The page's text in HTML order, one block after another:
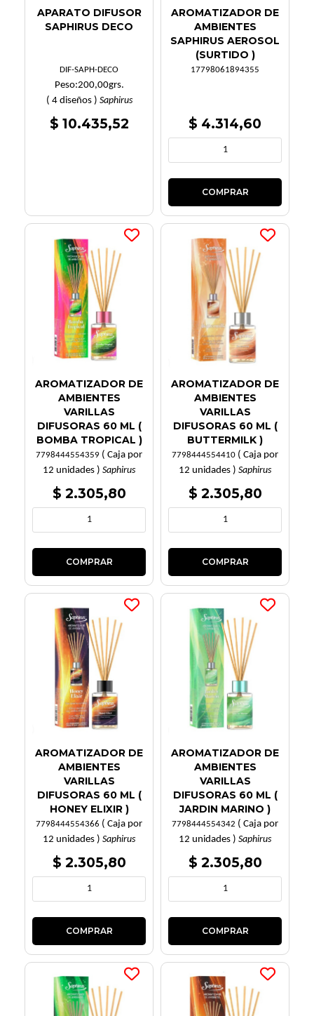
APARATO DIFUSOR
SAPHIRUS DECO
DIF-SAPH-DECO
Peso:200,00grs.
( 4 diseños ) Saphirus
$ 10.435,52
AROMATIZADOR DE
AMBIENTES
SAPHIRUS AEROSOL
(SURTIDO )
17798061894355
$ 4.314,60
AROMATIZADOR DE
AMBIENTES
VARILLAS
DIFUSORAS 60 ML (
BOMBA TROPICAL )
7798444554359 ( Caja por
12 unidades ) Saphirus
$ 2.305,80
AROMATIZADOR DE
AMBIENTES
VARILLAS
DIFUSORAS 60 ML (
BUTTERMILK )
7798444554410 ( Caja por
12 unidades ) Saphirus
$ 2.305,80
AROMATIZADOR DE
AMBIENTES
VARILLAS
DIFUSORAS 60 ML (
HONEY ELIXIR )
7798444554366 ( Caja por
12 unidades ) Saphirus
$ 2.305,80
AROMATIZADOR DE
AMBIENTES
VARILLAS
DIFUSORAS 60 ML (
JARDIN MARINO )
7798444554342 ( Caja por
12 unidades ) Saphirus
$ 2.305,80